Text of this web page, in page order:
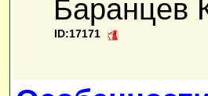
Баранцев
ID:17171